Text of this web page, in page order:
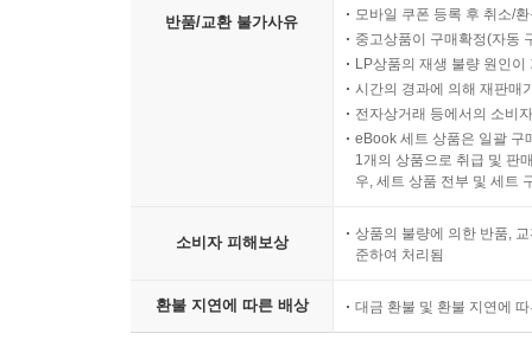
반품/교환 불가사유
모바일 쿠폰 등록 후 취소/
중고상품이 구매확정(자동
LP상품의 재생 불량 원인
시간의 경과에 의해 재판매
전자상거래 등에서의 소비
eBook 세트 상품은 일괄 구
1개의 상품으로 취급 및 판
우, 세트 상품 전부 및 세트
소비자 피해보상
상품의 불량에 의한 반품,
준하여 처리됨
환불 지연에 따른 배상 대금 환불 및 환불 지연에